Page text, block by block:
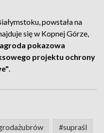
powstała na
się w Kopnej Górze,
pokazowa
projektu ochrony
.
#supraśl